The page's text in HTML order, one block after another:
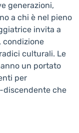
generazioni,
a chi è nel pieno
invita a
condizione
culturali. Le
un portato
per
discendente che